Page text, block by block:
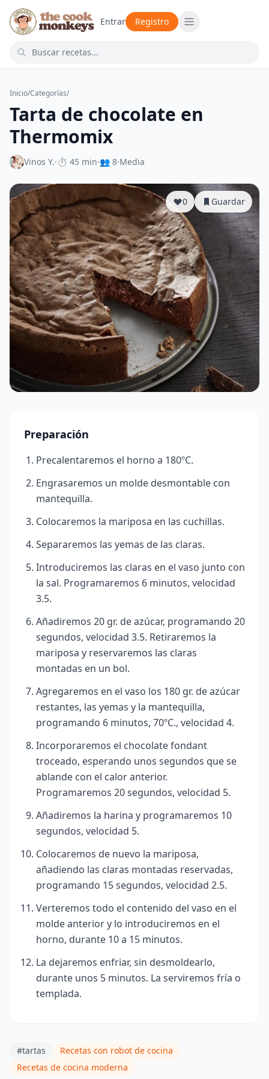
Entrar Registro
Inicio/Categorías/
Tarta de chocolate en
Thermomix
Vinos Y.·⏱ 45 min·👥 8·Media
0 Guardar
Preparación
Precalentaremos el horno a 180ºC.
Engrasaremos un molde desmontable con
mantequilla.
Colocaremos la mariposa en las cuchillas.
Separaremos las yemas de las claras.
Introduciremos las claras en el vaso junto con
la sal. Programaremos 6 minutos, velocidad
3.5.
Añadiremos 20 gr. de azúcar, programando 20
segundos, velocidad 3.5. Retiraremos la
mariposa y reservaremos las claras
montadas en un bol.
Agregaremos en el vaso los 180 gr. de azúcar
restantes, las yemas y la mantequilla,
programando 6 minutos, 70ºC., velocidad 4.
Incorporaremos el chocolate fondant
troceado, esperando unos segundos que se
ablande con el calor anterior.
Programaremos 20 segundos, velocidad 5.
Añadiremos la harina y programaremos 10
segundos, velocidad 5.
Colocaremos de nuevo la mariposa,
añadiendo las claras montadas reservadas,
programando 15 segundos, velocidad 2.5.
Verteremos todo el contenido del vaso en el
molde anterior y lo introduciremos en el
horno, durante 10 a 15 minutos.
La dejaremos enfriar, sin desmoldearlo,
durante unos 5 minutos. La serviremos fría o
templada.
#tartas
Recetas con robot de cocina
Recetas de cocina moderna